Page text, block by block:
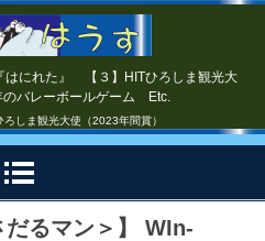
はにれた』 【３】HITひろしま観光大
バレーボールゲーム Etc.
しま観光大使（2023年間賞）
だるマン＞】 WIn-